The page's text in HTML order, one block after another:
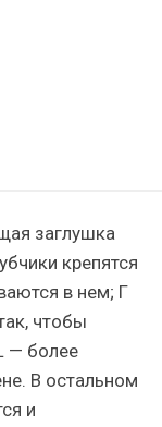
заглушка
крепятся
в нем; Г
чтобы
— более
В остальном
и